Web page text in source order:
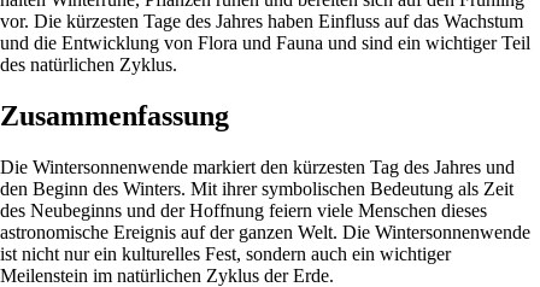
vor. Die kürzesten Tage des Jahres haben Einfluss auf das Wachstum
und die Entwicklung von Flora und Fauna und sind ein wichtiger Teil
des natürlichen Zyklus.
Zusammenfassung
Die Wintersonnenwende markiert den kürzesten Tag des Jahres und
den Beginn des Winters. Mit ihrer symbolischen Bedeutung als Zeit
des Neubeginns und der Hoffnung feiern viele Menschen dieses
astronomische Ereignis auf der ganzen Welt. Die Wintersonnenwende
ist nicht nur ein kulturelles Fest, sondern auch ein wichtiger
Meilenstein im natürlichen Zyklus der Erde.